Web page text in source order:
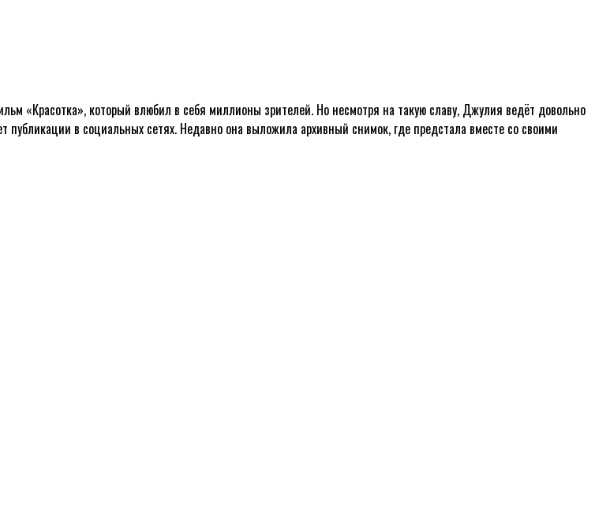
«Красотка», который влюбил в себя миллионы зрителей. Но несмотря на такую славу, Джулия ведёт довольно
в социальных сетях. Недавно она выложила архивный снимок, где предстала вместе со своими